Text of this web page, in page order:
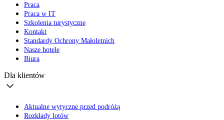
Praca
Praca w IT
Szkolenia turystyczne
Kontakt
Standardy Ochrony Małoletnich
Nasze hotele
Biura
Dla klientów
Aktualne wytyczne przed podróżą
Rozkłady lotów